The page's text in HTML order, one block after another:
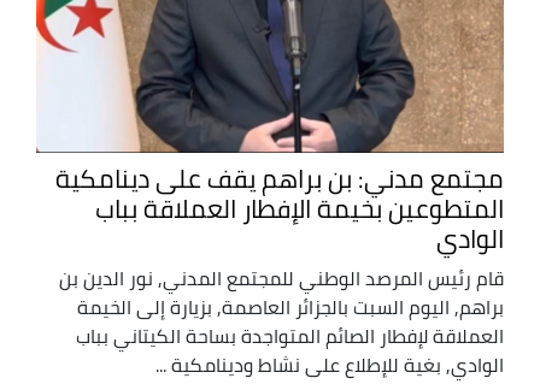
مجتمع مدني: بن براهم يقف على دينامكية
المتطوعين بخيمة الإفطار العملاقة بباب
الوادي
قام رئيس المرصد الوطني للمجتمع المدني, نور الدين بن
براهم, اليوم السبت بالجزائر العاصمة, بزيارة إلى الخيمة
العملاقة لإفطار الصائم المتواجدة بساحة الكيتاني بباب
الوادي, بغية للإطلاع على نشاط ودينامكية ...